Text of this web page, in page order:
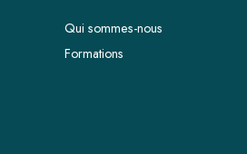
Qui sommes-nous
Formations